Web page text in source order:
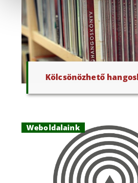
Kölcsönözhető
Weboldalaink